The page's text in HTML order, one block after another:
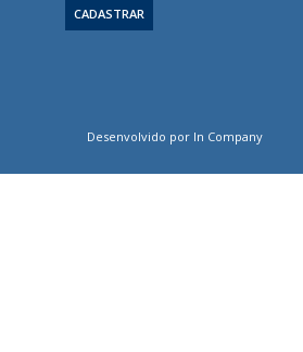
Desenvolvido por In Company